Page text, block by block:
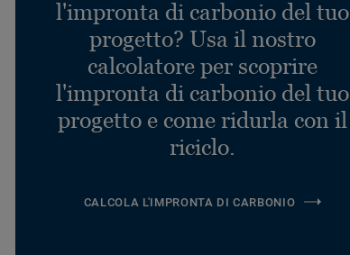
l'impronta di carbonio del tuo
progetto? Usa il nostro
calcolatore per scoprire
l'impronta di carbonio del tuo
progetto e come ridurla con il
riciclo.
CALCOLA L'IMPRONTA DI CARBONIO